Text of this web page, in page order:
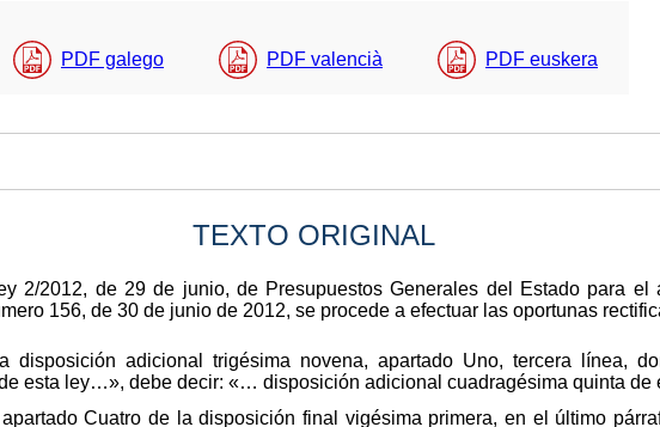
PDF galego PDF valencià PDF euskera
TEXTO ORIGINAL
2/2012, de 29 de junio, de Presupuestos Generales del Estado para el
156, de 30 de junio de 2012, se procede a efectuar las oportunas
disposición adicional trigésima novena, apartado Uno, tercera línea,
esta ley…», debe decir: «… disposición adicional cuadragésima quinta
Cuatro de la disposición final vigésima primera, en el último